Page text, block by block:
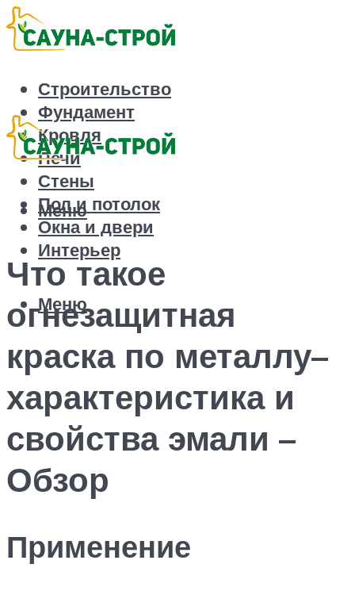
Строительство
Фундамент
Кровля
Печи
Стены
Пол и потолок
Окна и двери
Интерьер
Меню
Меню
Что такое
огнезащитная
краска по металлу–
характеристика и
свойства эмали –
Обзор
Применение